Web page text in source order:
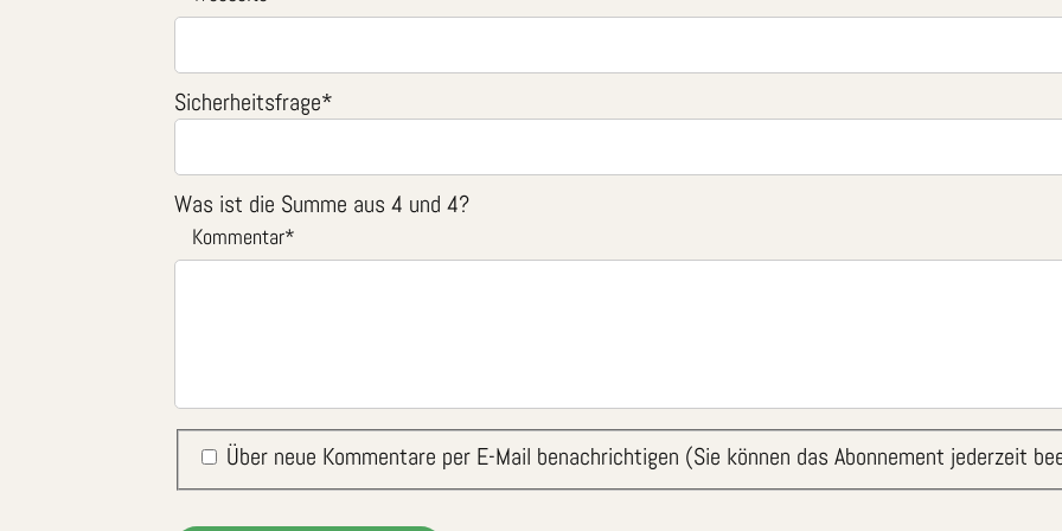
Sicherheitsfrage*
Was ist die Summe aus 4 und 4?
Kommentar*
Über neue Kommentare per E-Mail benachrichtigen (Sie können das Abonnement jederzeit